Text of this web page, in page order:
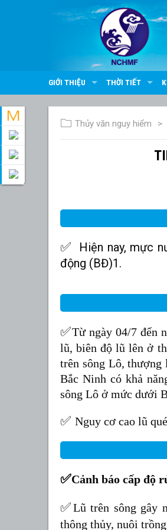
GIỚI THIỆU THỜI TIẾT
Thủy văn nguy hiểm
✅
Hiện nay, mực
động (BĐ)1.
✅Từ ngày 04/7 đến
lũ, biên độ lũ lên ở
trên sông Lô, thượng
Bắc Ninh có khả
sông Lô ở mức dưới
✅ Nguy cơ cao lũ
✅Cảnh báo cấp độ
✅Lũ trên sông gây
thông thủy, nuôi